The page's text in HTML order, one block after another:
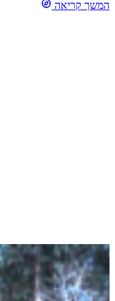
למקומות בהם טרם
המשך קריאה